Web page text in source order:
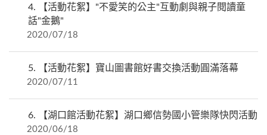
4.
【活動花絮】"不愛笑的公主"互動劇與親子閱讀童
話"金鵝"
2020/07/18
5. 【活動花絮】寶山圖書館好書交換活動圓滿落幕
2020/07/11
6. 【湖口館活動花絮】湖口鄉信勢國小管樂隊快閃活動
2020/06/18